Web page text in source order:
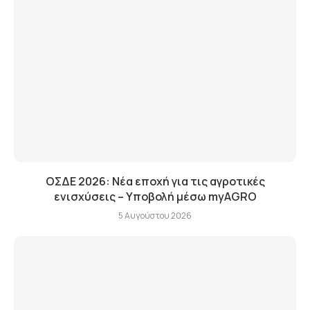
ΟΣΔΕ 2026: Νέα εποχή για τις αγροτικές
ενισχύσεις – Υποβολή μέσω myAGRO
5 Αυγούστου 2026